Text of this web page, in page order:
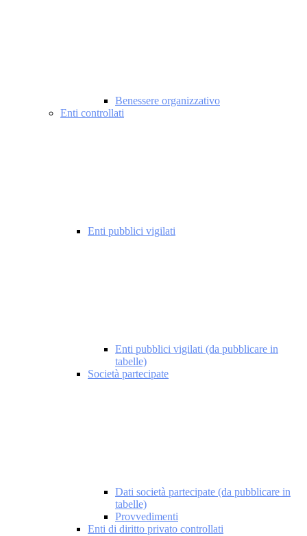
Benessere organizzativo
Enti controllati
Enti pubblici vigilati
Enti pubblici vigilati (da pubblicare in
tabelle)
Società partecipate
Dati società partecipate (da pubblicare in
tabelle)
Provvedimenti
Enti di diritto privato controllati